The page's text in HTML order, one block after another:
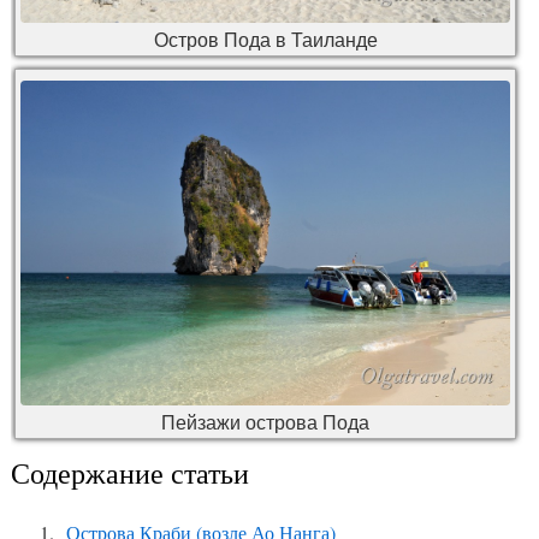
Остров Пода в Таиланде
Пейзажи острова Пода
Содержание статьи
Острова Краби (возле Ао Нанга)